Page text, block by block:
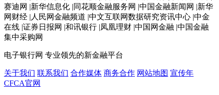
赛迪网 |新华信息化 |同花顺金融服务网 |中国金融新闻网 |新华
网财经 |人民网金融频道 |中文互联网数据研究资讯中心 |中金
在线 |证券日报网 |和讯银行 |凤凰理财 |中国网金融 |中国金融
集中采购网
电子银行网 专业领先的新金融平台
关于我们 联系我们 合作媒体 商务合作 网站地图 宣传年
CFCA官网